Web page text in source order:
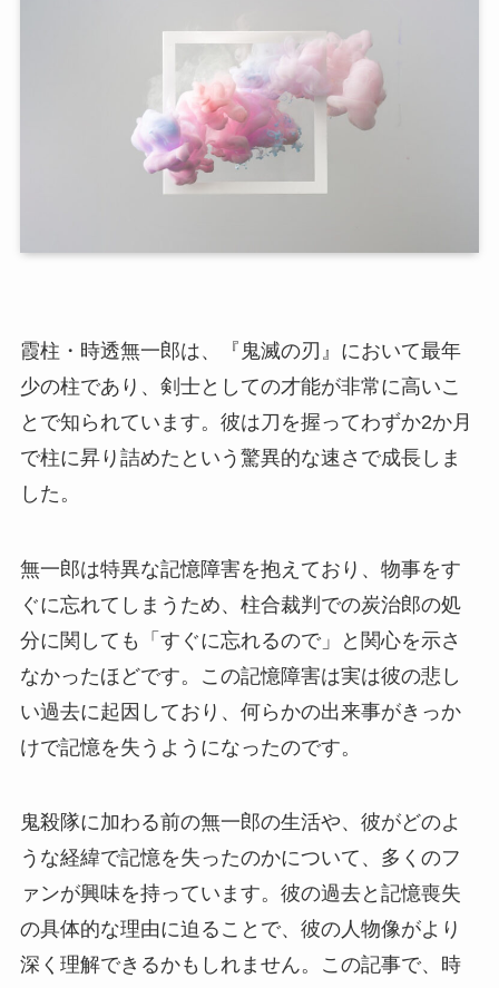
霞柱・時透無一郎は、『鬼滅の刃』において最年
少の柱であり、剣士としての才能が非常に高いこ
とで知られています。彼は刀を握ってわずか2か月
で柱に昇り詰めたという驚異的な速さで成長しま
した。
無一郎は特異な記憶障害を抱えており、物事をす
ぐに忘れてしまうため、柱合裁判での炭治郎の処
分に関しても「すぐに忘れるので」と関心を示さ
なかったほどです。この記憶障害は実は彼の悲し
い過去に起因しており、何らかの出来事がきっか
けで記憶を失うようになったのです。
鬼殺隊に加わる前の無一郎の生活や、彼がどのよ
うな経緯で記憶を失ったのかについて、多くのフ
ァンが興味を持っています。彼の過去と記憶喪失
の具体的な理由に迫ることで、彼の人物像がより
深く理解できるかもしれません。この記事で、時